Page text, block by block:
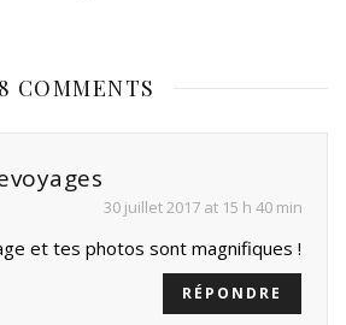
8 COMMENTS
30 juillet 2017 at 15 h 40 min
et tes photos sont magnifiques !
RÉPONDRE